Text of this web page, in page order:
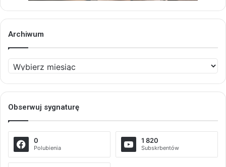
Archiwum
Archiwum
Obserwuj sygnaturę
0
Polubienia
1 820
Subskrbentów